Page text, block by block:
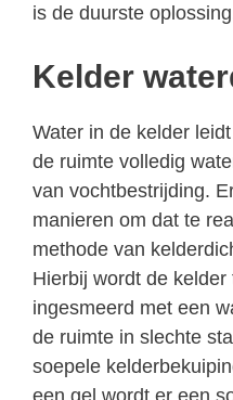
is de duurste
Kelder
Water in de kelder
de ruimte volledig
van vochtbestrijding.
manieren om dat te
methode van
Hierbij wordt de
ingesmeerd met een
de ruimte in slechte
soepele
een gel wordt er een